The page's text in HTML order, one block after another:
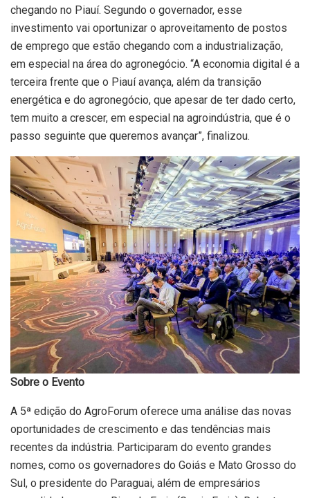
chegando no Piauí. Segundo o governador, esse
investimento vai oportunizar o aproveitamento de postos
de emprego que estão chegando com a industrialização,
em especial na área do agronegócio. “A economia digital é a
terceira frente que o Piauí avança, além da transição
energética e do agronegócio, que apesar de ter dado certo,
tem muito a crescer, em especial na agroindústria, que é o
passo seguinte que queremos avançar”, finalizou.
Sobre o Evento
A 5ª edição do AgroForum oferece uma análise das novas
oportunidades de crescimento e das tendências mais
recentes da indústria. Participaram do evento grandes
nomes, como os governadores do Goiás e Mato Grosso do
Sul, o presidente do Paraguai, além de empresários